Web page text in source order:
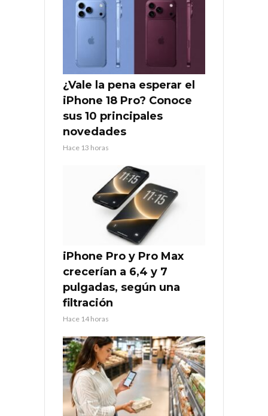
¿Vale la pena esperar el
iPhone 18 Pro? Conoce
sus 10 principales
novedades
Hace 13 horas
iPhone Pro y Pro Max
crecerían a 6,4 y 7
pulgadas, según una
filtración
Hace 14 horas